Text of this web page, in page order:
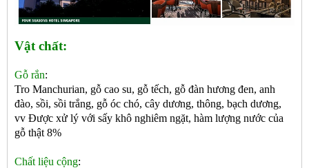
Vật chất:
Gỗ rắn:
Tro Manchurian, gỗ cao su, gỗ tếch, gỗ đàn hương đen, anh
đào, sồi, sồi trắng, gỗ óc chó, cây dương, thông, bạch dương,
vv Được xử lý với sấy khô nghiêm ngặt, hàm lượng nước của
gỗ thật 8%
Chất liệu cộng: